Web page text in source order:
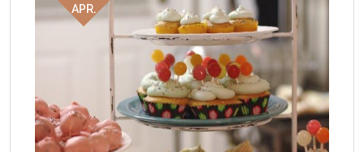
APR.